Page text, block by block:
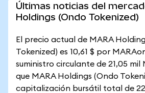
Últimas noticias del
Holdings (Ondo Tokenized)
El precio actual de MARA
Tokenized) es 10,61 $ por
suministro circulante de 21,05 mil
que MARA Holdings (Ondo
capitalización bursátil total de